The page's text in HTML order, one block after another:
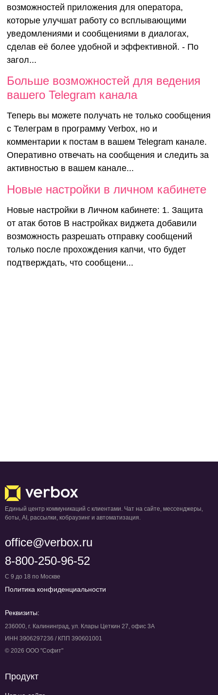
возможностей приложения для оператора,
которые улучшат работу со всплывающими
уведомлениями и сообщениями в диалогах,
сделав её более удобной и эффективной. - По
загол...
Больше возможностей для ведения
вашего Telegram канала
Теперь вы можете получать не только сообщения
с Телеграм в программу Verbox, но и
комментарии к постам в вашем Telegram канале.
Оперативно отвечать на сообщения и следить за
активностью в вашем канале...
Новые настройки в личном кабинете
Новые настройки в Личном кабинете: 1. Защита
от атак ботов В настройках виджета добавили
возможность разрешать отправку сообщений
только после прохождения капчи, что будет
подтверждать, что сообщени...
Единый центр коммуникаций с клиентами. Чат на сайте, мессенджеры,
боты, AI, рассылки, кобраузинг и автоматизация.
office@verbox.ru
8-800-250-96-52
С 9 до 18 по Москве
Политика конфиденциальности
Реквизиты:
236000, г. Калининград, ул. Клары Цеткин 27, офис 3А
ИНН 3906297236 / КПП 390601001
© 2026 ООО "Софит"
Продукт